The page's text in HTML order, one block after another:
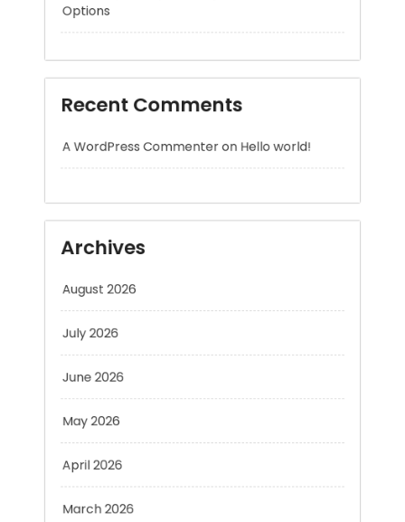
Recent Comments
A WordPress CommenteronHello world!
July 2026
June 2026
May 2026
April 2026